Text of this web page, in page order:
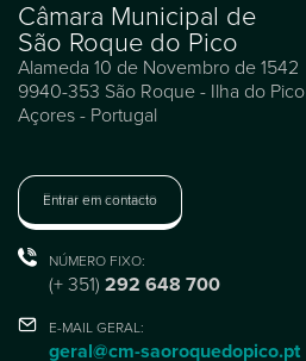
Câmara Municipal de
São Roque do Pico
Alameda 10 de Novembro de 1542
9940-353 São Roque - Ilha do Pico
Açores - Portugal
Entrar em contacto
NÚMERO FIXO:
(+ 351) 292 648 700
E-MAIL GERAL:
geral@cm-saoroquedopico.pt